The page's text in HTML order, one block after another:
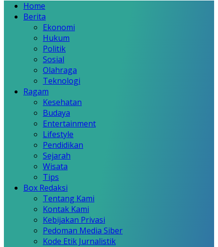
Home
Berita
Ekonomi
Hukum
Politik
Sosial
Olahraga
Teknologi
Ragam
Kesehatan
Budaya
Entertainment
Lifestyle
Pendidikan
Sejarah
Wisata
Tips
Box Redaksi
Tentang Kami
Kontak Kami
Kebijakan Privasi
Pedoman Media Siber
Kode Etik Jurnalistik